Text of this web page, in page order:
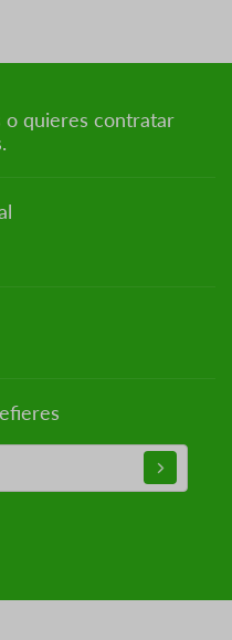
o quieres contratar